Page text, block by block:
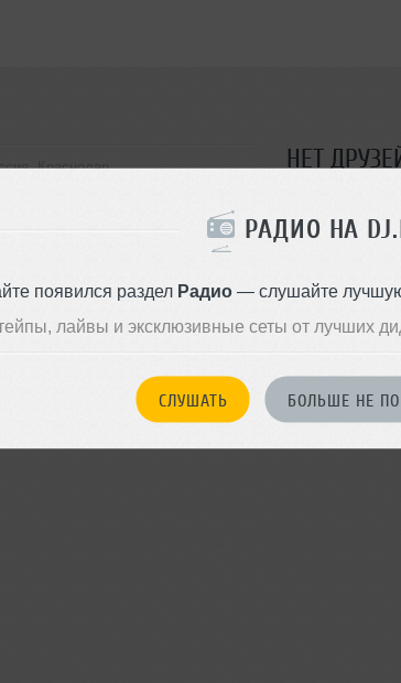
РАДИО НА
появился раздел Радио— слушайте лучшую
лайвы и эксклюзивные сеты от лучших
СЛУШАТЬ БОЛЬШЕ НЕ
Краснодар НЕТ